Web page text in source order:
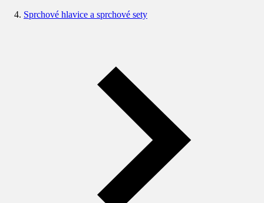
Sprchové hlavice a sprchové sety